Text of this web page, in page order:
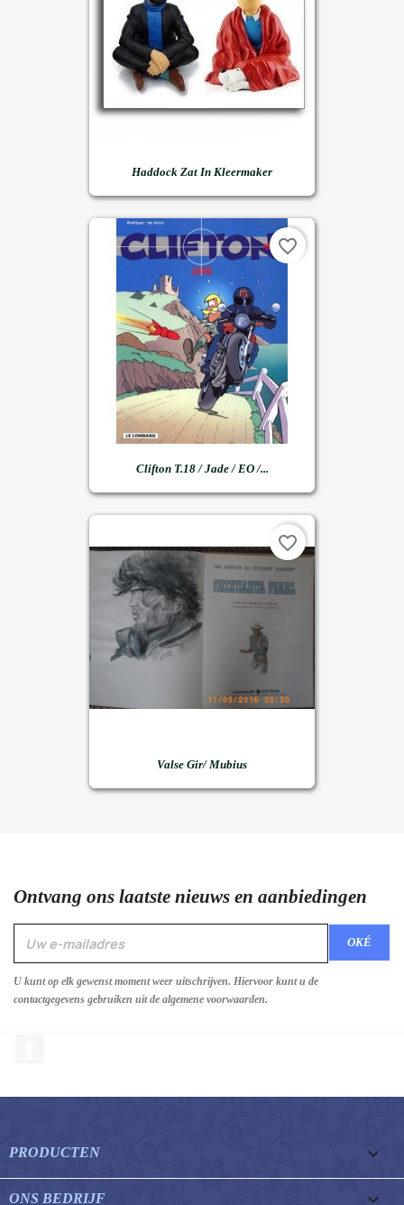
Haddock Zat In Kleermaker
Clifton T.18 / Jade / EO /...
favorite_border
Valse Gir/ Mubius
favorite_border
Ontvang ons laatste nieuws en aanbiedingen
U kunt op elk gewenst moment weer uitschrijven. Hiervoor kunt u de
contactgegevens gebruiken uit de algemene voorwaarden.
PRODUCTEN 
ONS BEDRIJF 